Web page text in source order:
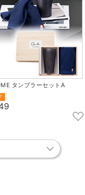
タンブラーセットA